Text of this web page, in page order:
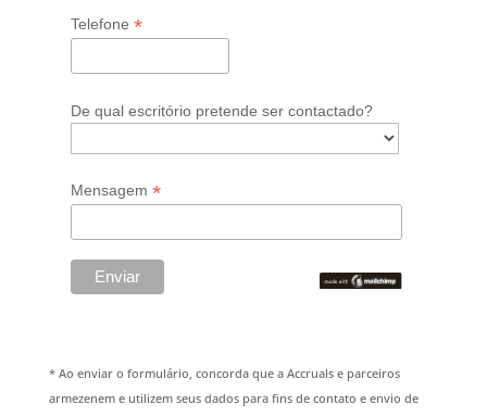
Telefone *
De qual escritório pretende ser contactado?
Mensagem *
* Ao enviar o formulário, concorda que a Accruals e parceiros
armezenem e utilizem seus dados para fins de contato e envio de